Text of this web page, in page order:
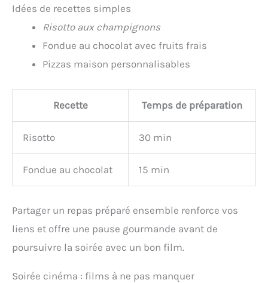
Idées de recettes simples
Risotto aux champignons
Fondue au chocolat avec fruits frais
Pizzas maison personnalisables
Recette Temps de préparation
Risotto 30 min
Fondue au chocolat 15 min
Partager un repas préparé ensemble renforce vos
liens et offre une pause gourmande avant de
poursuivre la soirée avec un bon film.
Soirée cinéma : films à ne pas manquer